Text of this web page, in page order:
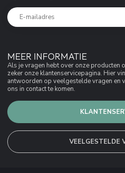
MEER INFORMATIE
Als je vragen hebt over onze producten
zeker onze klantenservicepagina. Hier
antwoorden op veelgestelde vragen en
ons in contact te komen.
VEELGESTELDE